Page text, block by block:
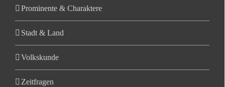
Prominente & Charaktere
Stadt & Land
Volkskunde
Zeitfragen